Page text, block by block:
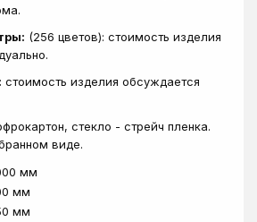
(256 цветов): стоимость изделия
стоимость изделия обсуждается
стекло - стрейч пленка.
виде.
мм
мм
мм